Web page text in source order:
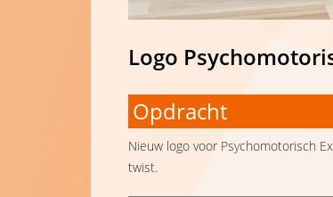
Logo
Opdracht
Nieuw logo voor Psychomotorisch
twist.